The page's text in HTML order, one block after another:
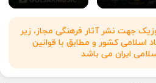
جهت نشر آثار فرهنگی مجاز، زیر
اسلامی کشور و مطابق با قوانین
ایران می باشد